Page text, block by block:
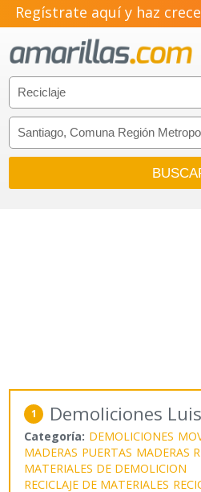
Regístrate aquí y haz
1 Demoliciones
Categoría: DEMOLICIONES
MADERAS PUERTAS MADERAS
MATERIALES DE DEMOLICION
RECICLAJE DE MATERIALES